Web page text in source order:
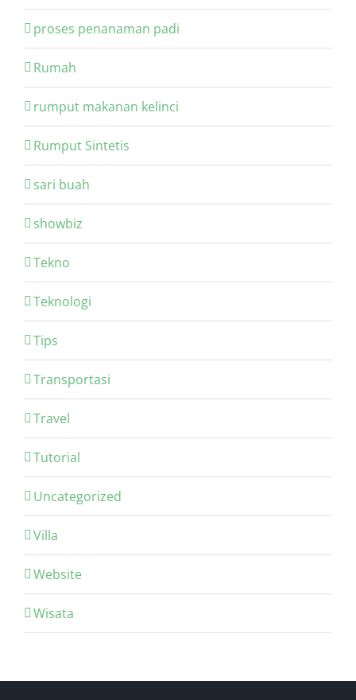
proses penanaman padi
Rumah
rumput makanan kelinci
Rumput Sintetis
sari buah
showbiz
Tekno
Teknologi
Tips
Transportasi
Travel
Tutorial
Uncategorized
Villa
Website
Wisata